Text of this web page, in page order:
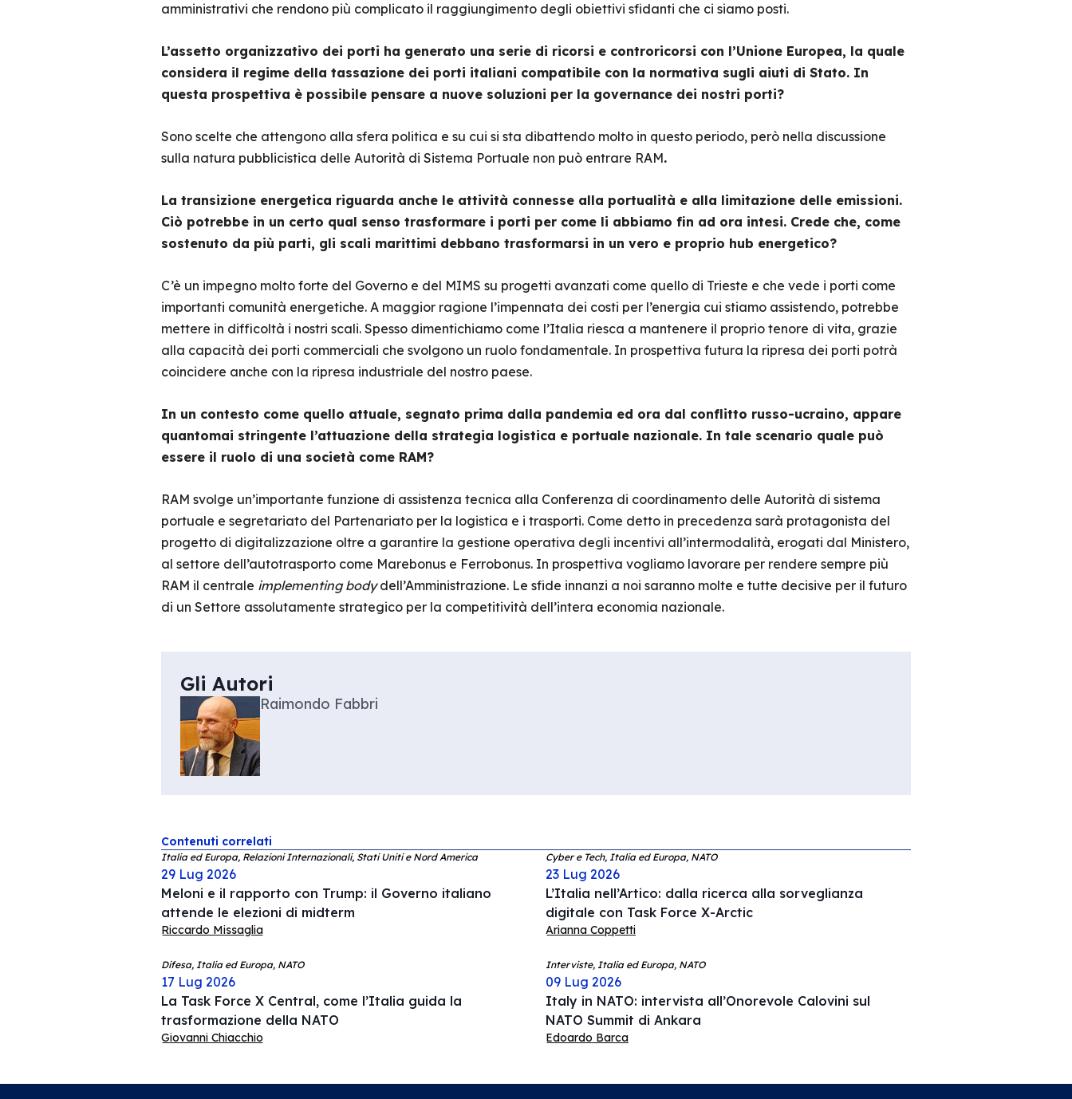
amministrativi che rendono più complicato il raggiungimento degli obiettivi sfidanti che ci siamo posti.
L’assetto organizzativo dei porti ha generato una serie di ricorsi e controricorsi con l’Unione Europea, la quale
considera il regime della tassazione dei porti italiani compatibile con la normativa sugli aiuti di Stato. In
questa prospettiva è possibile pensare a nuove soluzioni per la governance dei nostri porti?
Sono scelte che attengono alla sfera politica e su cui si sta dibattendo molto in questo periodo, però nella discussione
sulla natura pubblicistica delle Autorità di Sistema Portuale non può entrare RAM.
La transizione energetica riguarda anche le attività connesse alla portualità e alla limitazione delle emissioni.
Ciò potrebbe in un certo qual senso trasformare i porti per come li abbiamo fin ad ora intesi. Crede che, come
sostenuto da più parti, gli scali marittimi debbano trasformarsi in un vero e proprio hub energetico?
C’è un impegno molto forte del Governo e del MIMS su progetti avanzati come quello di Trieste e che vede i porti come
importanti comunità energetiche. A maggior ragione l’impennata dei costi per l’energia cui stiamo assistendo, potrebbe
mettere in difficoltà i nostri scali. Spesso dimentichiamo come l’Italia riesca a mantenere il proprio tenore di vita, grazie
alla capacità dei porti commerciali che svolgono un ruolo fondamentale. In prospettiva futura la ripresa dei porti potrà
coincidere anche con la ripresa industriale del nostro paese.
In un contesto come quello attuale, segnato prima dalla pandemia ed ora dal conflitto russo-ucraino, appare
quantomai stringente l’attuazione della strategia logistica e portuale nazionale. In tale scenario quale può
essere il ruolo di una società come RAM?
RAM svolge un’importante funzione di assistenza tecnica alla Conferenza di coordinamento delle Autorità di sistema
portuale e segretariato del Partenariato per la logistica e i trasporti. Come detto in precedenza sarà protagonista del
progetto di digitalizzazione oltre a garantire la gestione operativa degli incentivi all’intermodalità, erogati dal Ministero,
al settore dell’autotrasporto come Marebonus e Ferrobonus. In prospettiva vogliamo lavorare per rendere sempre più
RAM il centrale implementing bodydell’Amministrazione. Le sfide innanzi a noi saranno molte e tutte decisive per il futuro
di un Settore assolutamente strategico per la competitività dell’intera economia nazionale.
Gli Autori
Raimondo Fabbri
Contenuti correlati
Italia ed Europa, Relazioni Internazionali, Stati Uniti e Nord America
29 Lug 2026
Meloni e il rapporto con Trump: il Governo italiano
attende le elezioni di midterm
Riccardo Missaglia
Cyber e Tech, Italia ed Europa, NATO
23 Lug 2026
L’Italia nell’Artico: dalla ricerca alla sorveglianza
digitale con Task Force X-Arctic
Arianna Coppetti
Difesa, Italia ed Europa, NATO
17 Lug 2026
La Task Force X Central, come l’Italia guida la
trasformazione della NATO
Giovanni Chiacchio
Interviste, Italia ed Europa, NATO
09 Lug 2026
Italy in NATO: intervista all’Onorevole Calovini sul
NATO Summit di Ankara
Edoardo Barca